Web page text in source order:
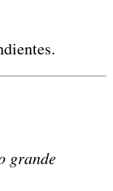
grande